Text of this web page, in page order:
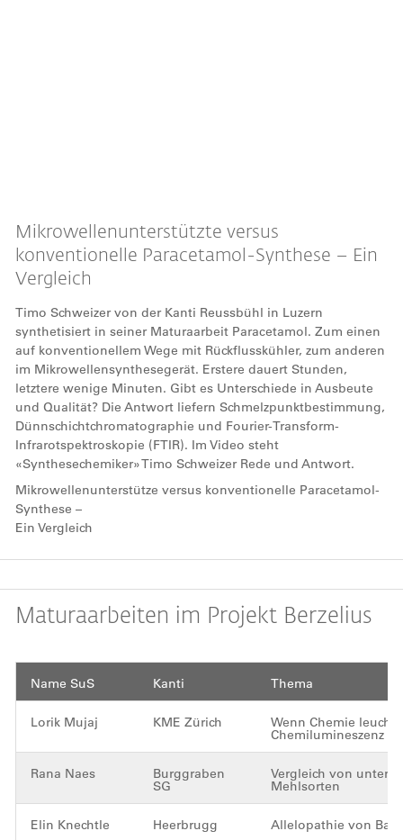
video
URL
Mikrowellenunterstützte versus
konventionelle Paracetamol-Synthese – Ein
Vergleich
Timo Schweizer von der Kanti Reussbühl in Luzern
synthetisiert in seiner Maturaarbeit Paracetamol. Zum einen
auf konventionellem Wege mit Rückflusskühler, zum anderen
im Mikrowellensynthesegerät. Erstere dauert Stunden,
letztere wenige Minuten. Gibt es Unterschiede in Ausbeute
und Qualität? Die Antwort liefern Schmelzpunktbestimmung,
Dünnschichtchromatographie und Fourier-Transform-
Infrarotspektroskopie (FTIR). Im Video steht
«Synthesechemiker» Timo Schweizer Rede und Antwort.
Mikrowellenunterstütze versus konventionelle Paracetamol-
Synthese –
Ein Vergleich
Maturaarbeiten im Projekt Berzelius
Name SuS Kanti Thema
Lorik Mujaj KME Zürich Wenn Chemie
Chemilumineszenz
Rana Naes Burggraben
SG
Vergleich von
Mehlsorten
Elin Knechtle Heerbrugg Allelopathie von